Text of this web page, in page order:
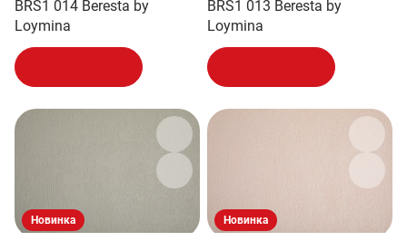
BRS1 014 Beresta by
Loymina
BRS1 013 Beresta by
Loymina
Новинка Новинка